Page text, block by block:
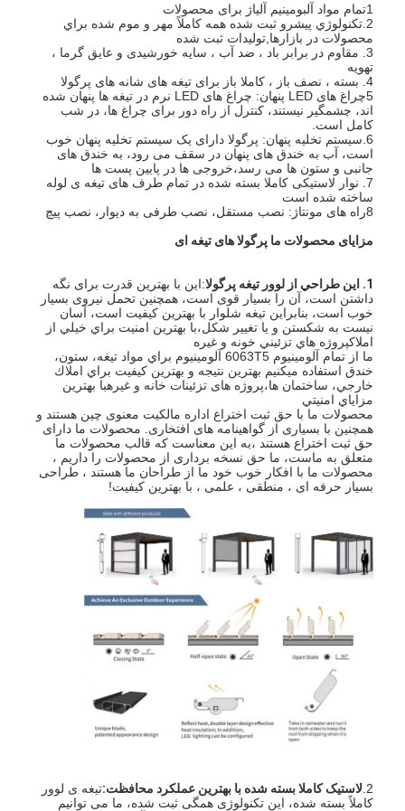
خونه
محصولات
ویدیو
درباره ما
تور کارخانه
اخبار
پرگولا آلومینیومی
آلاچیق آلومینیومی موتوردار
پرگولا از پارچه کششی
سایبان جمع شونده
1تمام مواد آلبومینیم آلیاژ برای محصولات
2.تكنولوژي پيشرو ثبت شده همه کاملاً مهر و موم شده براي
محصولات در بازارها,توليدات ثبت شده
3. مقاوم در برابر باد ، ضد آب ، سایه خورشیدی و عایق گرما ،
تهویه
4. بسته ، نصف باز ، کاملا باز برای تیغه های شانه های پرگولا
5چراغ های LED پنهان: چراغ های LED نرم در تیغه ها پنهان شده
اند، چشمگیر نیستند، کنترل از راه دور برای چراغ ها، در شب
کامل است.
6.سیستم تخلیه پنهان: پرگولا دارای یک سیستم تخلیه پنهان خوب
است، آب به خندق های پنهان در سقف می رود، به خندق های
جانبی و ستون ها می رسد،خروجی ها در پایین پست ها
7. نوار لاستیکی کاملا بسته شده در تمام طرف های تیغه ی لوله
ساخته شده است
8راه های مونتاژ: نصب مستقل، نصب طرفی به دیوار، نصب پیچ
مزایای محصولات ما پرگولا های تیغه ای
1. اين طراحي از لوور تيغه پرگولا
:این با بهترین قدرت برای نگه
داشتن است، آن را بسیار قوی است، همچنین تحمل نیروی بسیار
خوب است، بنابراین تیغه شلوار با بهترین کیفیت است، آسان
نیست به شکستن و یا تغییر شکل،با بهترين امنيت براي خيلي از
املاكپروژه هاي تزئيني خونه و غيره
ما از تمام آلومينيوم 6063T5 آلومينيوم براي مواد تيغه، ستون،
خندق استفاده ميکنيم بهترين نتيجه و بهترين کيفيت براي املاك
خارجي، ساختمان ها،پروژه های تزئینات خانه و غیرهبا بهترين
مزاياي امنيتي
محصولات ما با حق ثبت اختراع اداره مالکیت معنوی چین هستند و
همچنین با بسیاری از گواهینامه های افتخاری. محصولات ما دارای
حق ثبت اختراع هستند ،به اين معناست که قالب محصولات ما
متعلق به ماست، ما حق نسخه برداری از محصولات را داریم ،
محصولات ما با افکار خوب خود ما از طراحان ما هستند ، طراحی
بسیار حرفه ای ، منطقی ، علمی ، با بهترین کیفیت!
2. لاستیک کاملا بسته شده با بهترین عملکرد محافظت:تیغه ی لوور
کاملاً بسته شده، این تکنولوژی همگی ثبت شده، ما می توانیم